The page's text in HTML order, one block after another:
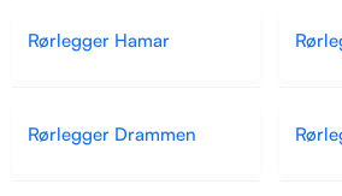
Rørlegger Hamar
Rørlegger Drammen